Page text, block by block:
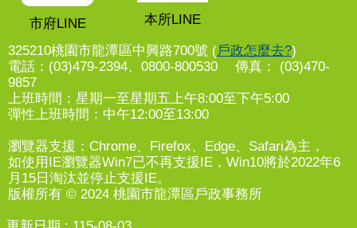
市府LINE 本所LINE
325210桃園市龍潭區中興路700號 (戶政怎麼去?)
電話：(03)479-2394、0800-800530 傳真： (03)470-
9857
上班時間：星期一至星期五上午8:00至下午5:00
彈性上班時間：中午12:00至13:00
瀏覽器支援：Chrome、Firefox、Edge、Safari為主，
如使用IE瀏覽器Win7已不再支援IE，Win10將於2022年6
月15日淘汰並停止支援IE。
版權所有 © 2024 桃園市龍潭區戶政事務所